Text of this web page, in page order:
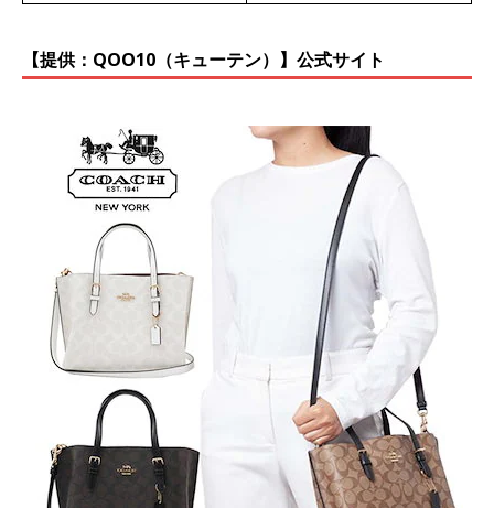
【提供：QOO10（キューテン）】公式サイト